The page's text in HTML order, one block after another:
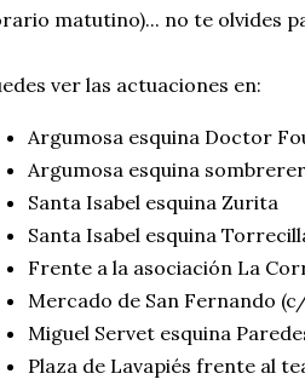
matutino)... no te olvides
ver las actuaciones en:
Argumosa esquina Doctor
Argumosa esquina
Santa Isabel esquina Zurita
Santa Isabel esquina
Frente a la asociación La
Mercado de San Fernando
Miguel Servet esquina
Plaza de Lavapiés frente al